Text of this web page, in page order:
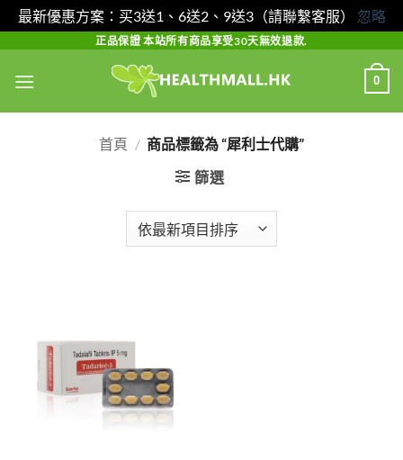
最新優惠方案：买3送1、6送2、9送3（請聯繫客服） 忽略
content
正品保證 本站所有商品享受30天無效退款.
0
首頁 / 商品標籤為 “犀利士代購”
篩選